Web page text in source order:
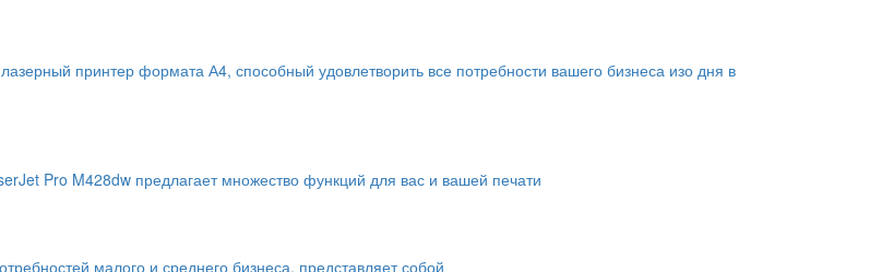
принтер формата А4, способный удовлетворить все потребности вашего бизнеса изо дня в
Pro M428dw предлагает множество функций для вас и вашей печати
малого и среднего бизнеса, представляет собой